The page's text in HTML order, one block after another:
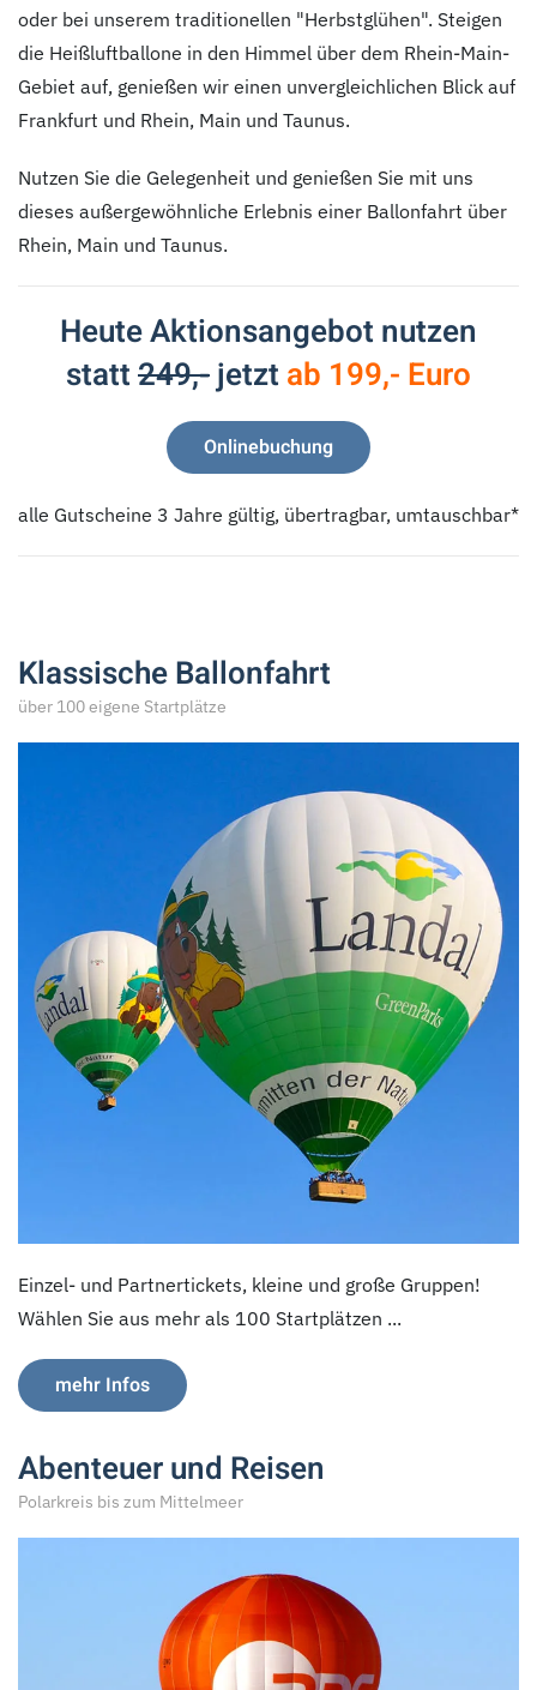
oder bei unserem traditionellen "Herbstglühen". Steigen
die Heißluftballone in den Himmel über dem Rhein-Main-
Gebiet auf, genießen wir einen unvergleichlichen Blick auf
Frankfurt und Rhein, Main und Taunus.
Nutzen Sie die Gelegenheit und genießen Sie mit uns
dieses außergewöhnliche Erlebnis einer Ballonfahrt über
Rhein, Main und Taunus.
Heute Aktionsangebot nutzen
statt249,-jetzt ab 199,- Euro
Onlinebuchung
alle Gutscheine 3 Jahre gültig, übertragbar, umtauschbar*
Klassische Ballonfahrt
über 100 eigene Startplätze
Einzel- und Partnertickets, kleine und große Gruppen!
Wählen Sie aus mehr als 100 Startplätzen ...
mehr Infos
Abenteuer und Reisen
Polarkreis bis zum Mittelmeer